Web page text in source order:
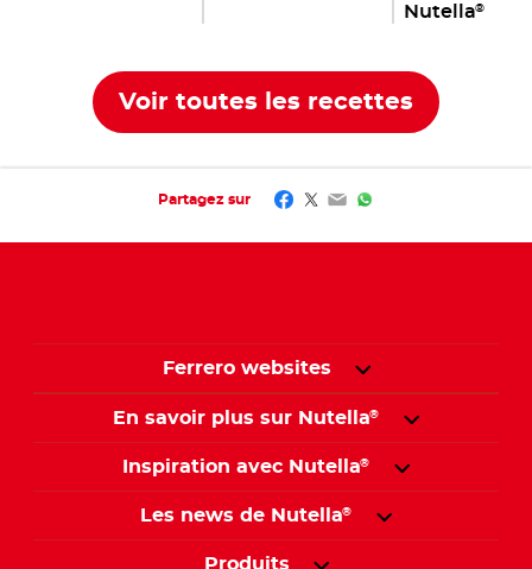
Nutella®
Voir toutes les recettes
Partagez sur Facebook
Twitter
EmailWhatsApp
Ferrero websites
En savoir plus sur Nutella®
Inspiration avec Nutella®
Les news de Nutella®
Produits